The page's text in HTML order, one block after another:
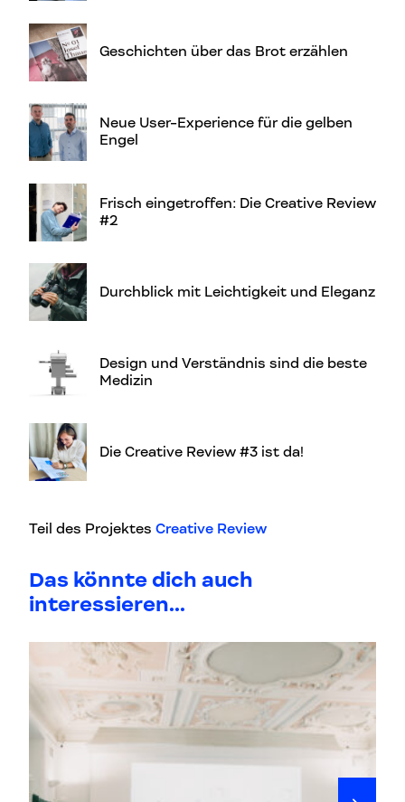
Geschichten über das Brot erzählen
Neue User-Experience für die gelben
Engel
Frisch eingetroffen: Die Creative Review
#2
Durchblick mit Leichtigkeit und Eleganz
Design und Verständnis sind die beste
Medizin
Die Creative Review #3 ist da!
Teil des Projektes Creative Review
Das könnte dich auch
interessieren...